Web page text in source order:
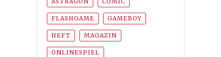
FLASHGAME GAMEBOY
HEFT MAGAZIN
ONLINESPIEL